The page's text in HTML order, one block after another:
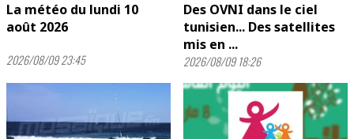
La météo du lundi 10
août 2026
2026/08/09 23:45
Des OVNI dans le ciel
tunisien... Des satellites
mis en ...
2026/08/09 18:26